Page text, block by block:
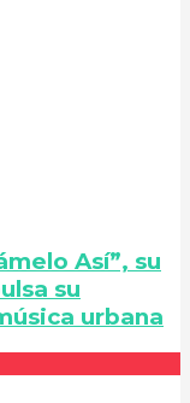
Así”, su
su
urbana